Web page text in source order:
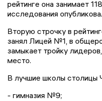
рейтинге она занимает
исследования
Вторую строчку в
занял Лицей №1, в
замыкает тройку
место.
В лучшие школы столицы
- гимназия №9;